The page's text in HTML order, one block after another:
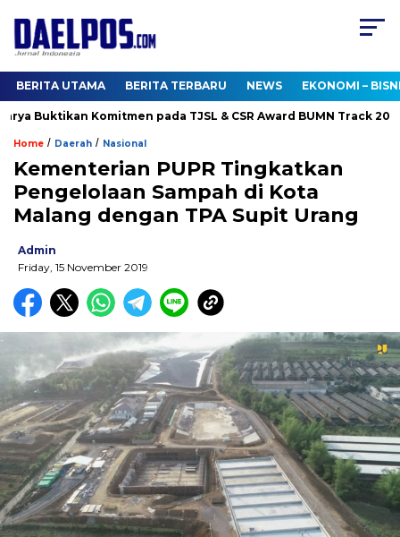
BERITA UTAMA BERITA TERBARU NEWS EKONOMI –
Buktikan Komitmen pada TJSL & CSR Award BUMN Track 2026
Home / Daerah / Nasional
Kementerian PUPR Tingkatkan
Pengelolaan Sampah di Kota
Malang dengan TPA Supit Urang
Admin
Friday, 15 November 2019